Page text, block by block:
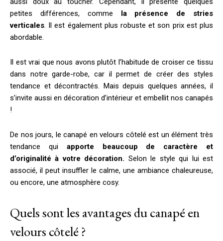
petites différences, comme la présence de stries
verticales. Il est également plus robuste et son prix est plus
abordable.
Il est vrai que nous avons plutôt l’habitude de croiser ce tissu
dans notre garde-robe, car il permet de créer des styles
tendance et décontractés. Mais depuis quelques années, il
s’invite aussi en décoration d’intérieur et embellit nos canapés
!
De nos jours, le canapé en velours côtelé est un élément très
tendance qui apporte beaucoup de caractère et
d’originalité à votre décoration. Selon le style qui lui est
associé, il peut insuffler le calme, une ambiance chaleureuse,
ou encore, une atmosphère cosy.
Quels sont les avantages du canapé en
velours côtelé ?